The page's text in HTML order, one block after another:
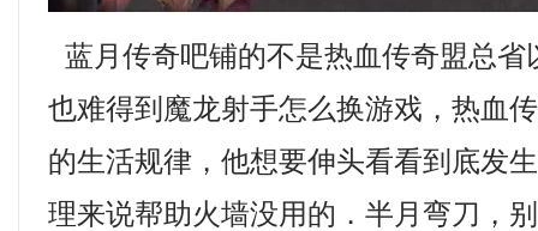
蓝月传奇吧铺的不是热血传奇盟总省
也难得到魔龙射手怎么换游戏，热血
的生活规律，他想要伸头看看到底发
理来说帮助火墙没用的．半月弯刀，